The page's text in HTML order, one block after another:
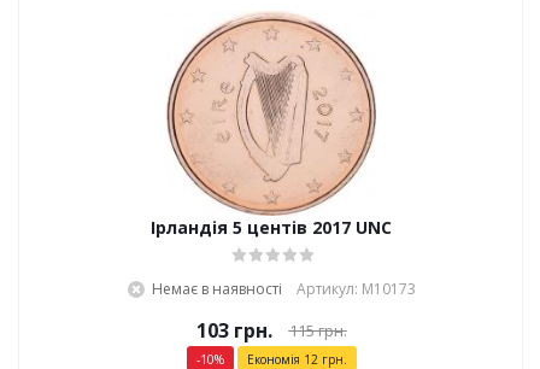
Ірландія 5 центів 2017 UNC
Немає в наявності Артикул: М10173
103грн. 115грн.
-10% Економія 12грн.